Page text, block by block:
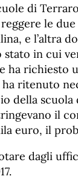
di
le
e l’altra
stato in cui
richiesto
ritenuto
della
il
euro, il
dagli